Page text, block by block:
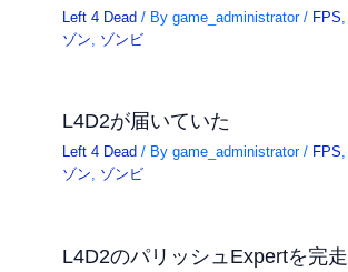
Left 4 Dead / Bygame_administrator/ FPS,
ゾン, ゾンビ
L4D2が届いていた
Left 4 Dead / Bygame_administrator/ FPS,
ゾン, ゾンビ
L4D2のパリッシュExpertを完走